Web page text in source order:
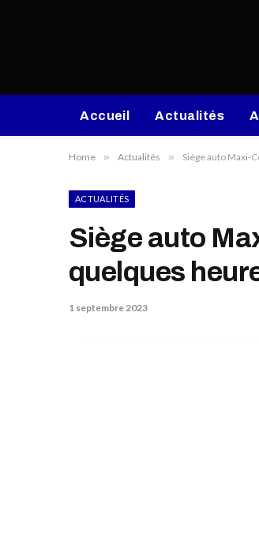
Accueil Actualités
Home » Actualités » Siège auto Maxi-
ACTUALITÉS
Siège auto
quelques
1 septembre 2023